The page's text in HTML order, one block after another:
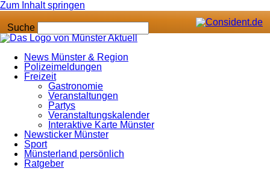
Zum Inhalt springen
Suche
News Münster & Region
Polizeimeldungen
Freizeit
Gastronomie
Veranstaltungen
Partys
Veranstaltungskalender
Interaktive Karte Münster
Newsticker Münster
Sport
Münsterland persönlich
Ratgeber